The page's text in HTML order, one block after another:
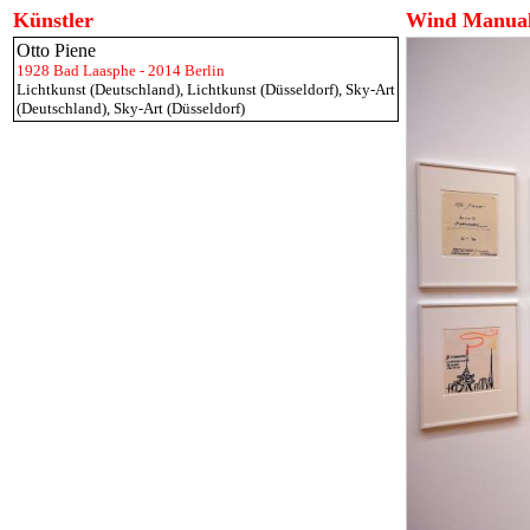
Künstler
Otto Piene
1928 Bad Laasphe - 2014 Berlin
Lichtkunst (Deutschland), Lichtkunst (Düsseldorf), Sky-Art
(Deutschland), Sky-Art (Düsseldorf)
Wind